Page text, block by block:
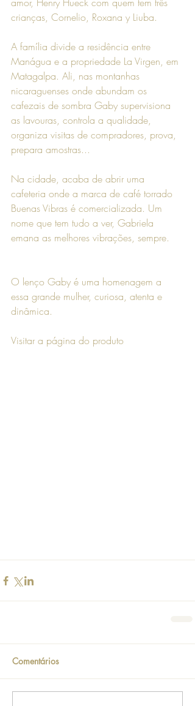
crianças, Cornelio, Roxana y Liuba.
A família divide a residência entre
Manágua e a propriedade La Virgen, em
Matagalpa. Ali, nas montanhas
nicaraguenses onde abundam os
cafezais de sombra Gaby supervisiona
as lavouras, controla a qualidade,
organiza visitas de compradores, prova,
prepara amostras...
Na cidade, acaba de abrir uma
cafeteria onde a marca de café torrado
Buenas Vibras é comercializada. Um
nome que tem tudo a ver, Gabriela
emana as melhores vibrações, sempre.
O lenço Gaby é uma homenagem a
essa grande mulher, curiosa, atenta e
dinâmica.
Visitar a página do produto
Comentários